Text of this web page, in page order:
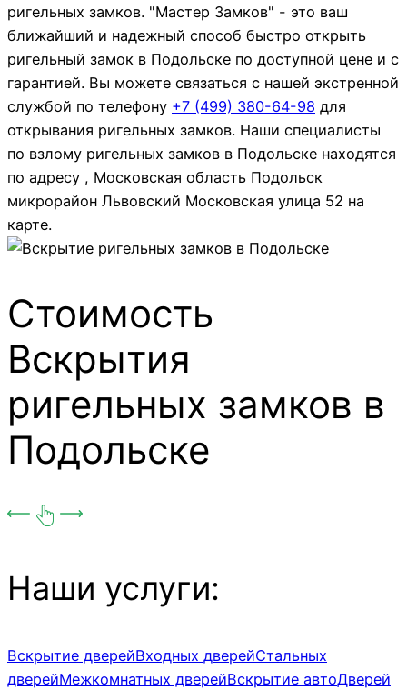
ригельных замков. "Мастер Замков" - это ваш
ближайший и надежный способ быстро открыть
ригельный замок в Подольске по доступной цене и с
гарантией. Вы можете связаться с нашей экстренной
службой по телефону +7 (499) 380-64-98 для
открывания ригельных замков. Наши специалисты
по взлому ригельных замков в Подольске находятся
по адресу , Московская область Подольск
микрорайон Львовский Московская улица 52 на
карте.
Стоимость
Вскрытия
ригельных замков в
Подольске
Наши услуги:
Вскрытие дверейВходных дверейСтальных
дверейМежкомнатных дверейВскрытие автоДверей